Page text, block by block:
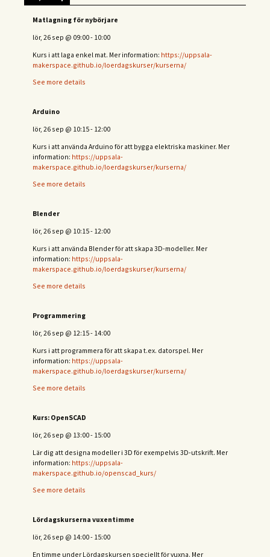
Matlagning för nybörjare
lör, 26 sep @ 09:00- 10:00
Kurs i att laga enkel mat. Mer information: https://uppsala-
makerspace.github.io/loerdagskurser/kurserna/
See more details
Arduino
lör, 26 sep @ 10:15- 12:00
Kurs i att använda Arduino för att bygga elektriska maskiner. Mer
information: https://uppsala-
makerspace.github.io/loerdagskurser/kurserna/
See more details
Blender
lör, 26 sep @ 10:15- 12:00
Kurs i att använda Blender för att skapa 3D-modeller. Mer
information: https://uppsala-
makerspace.github.io/loerdagskurser/kurserna/
See more details
Programmering
lör, 26 sep @ 12:15- 14:00
Kurs i att programmera för att skapa t.ex. datorspel. Mer
information: https://uppsala-
makerspace.github.io/loerdagskurser/kurserna/
See more details
Kurs: OpenSCAD
lör, 26 sep @ 13:00- 15:00
Lär dig att designa modeller i 3D för exempelvis 3D-utskrift. Mer
information: https://uppsala-
makerspace.github.io/openscad_kurs/
See more details
Lördagskurserna vuxentimme
lör, 26 sep @ 14:00- 15:00
En timme under Lördagskursen speciellt för vuxna. Mer